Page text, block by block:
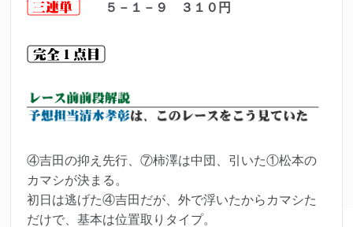
５－１－９ ３１０円
④吉田の抑え先行、⑦柿澤は中団、引いた①松本の
カマシが決まる。
初日は逃げた④吉田だが、外で浮いたからカマシた
だけで、基本は位置取りタイプ。